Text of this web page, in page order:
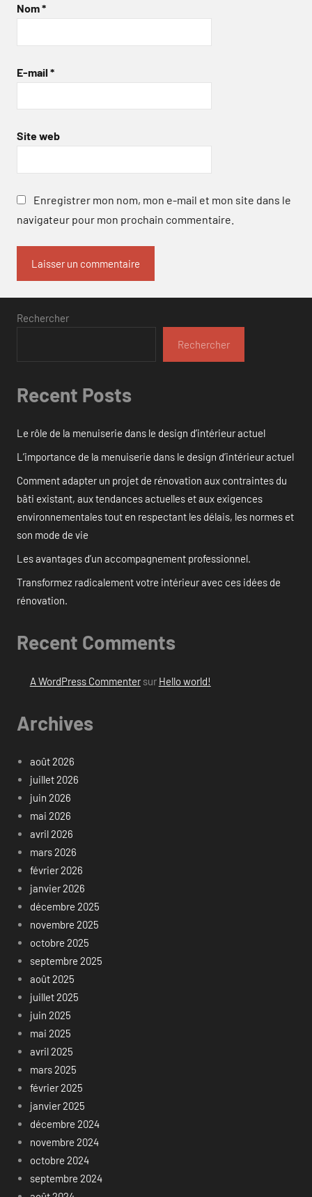
Nom*
E-mail *
Site web
Enregistrer mon nom, mon e-mail et mon site dans le
navigateur pour mon prochain commentaire.
Rechercher
Rechercher
Recent Posts
Le rôle de la menuiserie dans le design d’intérieur actuel
L’importance de la menuiserie dans le design d’intérieur actuel
Comment adapter un projet de rénovation aux contraintes du
bâti existant, aux tendances actuelles et aux exigences
environnementales tout en respectant les délais, les normes et
son mode de vie
Les avantages d’un accompagnement professionnel.
Transformez radicalement votre intérieur avec ces idées de
rénovation.
Recent Comments
A WordPress Commentersur Hello world!
Archives
août 2026
juillet 2026
juin 2026
mai 2026
avril 2026
mars 2026
février 2026
janvier 2026
décembre 2025
novembre 2025
octobre 2025
septembre 2025
août 2025
juillet 2025
juin 2025
mai 2025
avril 2025
mars 2025
février 2025
janvier 2025
décembre 2024
novembre 2024
octobre 2024
septembre 2024